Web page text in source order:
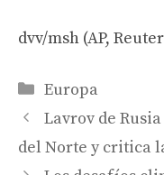
dvv/msh (AP,
Categories
Europa
Lavrov de
del Norte y critica